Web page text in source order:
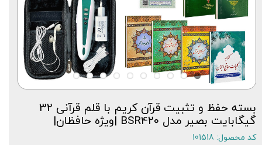
بسته حفظ و تثبیت قرآن کریم با قلم قرآنی 32
گیگابایت بصیر مدل BSR420 |ویژه حافظان|
کد محصول: 101518